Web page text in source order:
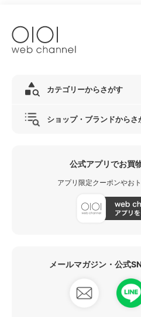
カテゴリーからさがす
ショップ・ブランドからさ
公式アプリでお買
アプリ限定クーポンやお
メールマガジン・公式